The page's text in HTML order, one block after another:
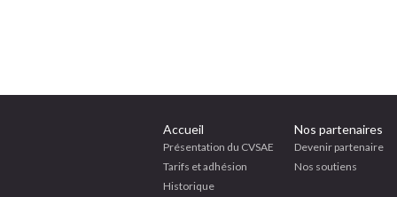
Accueil
Présentation du CVSAE
Tarifs et adhésion
Historique
Nos partenaires
Devenir partenaire
Nos soutiens